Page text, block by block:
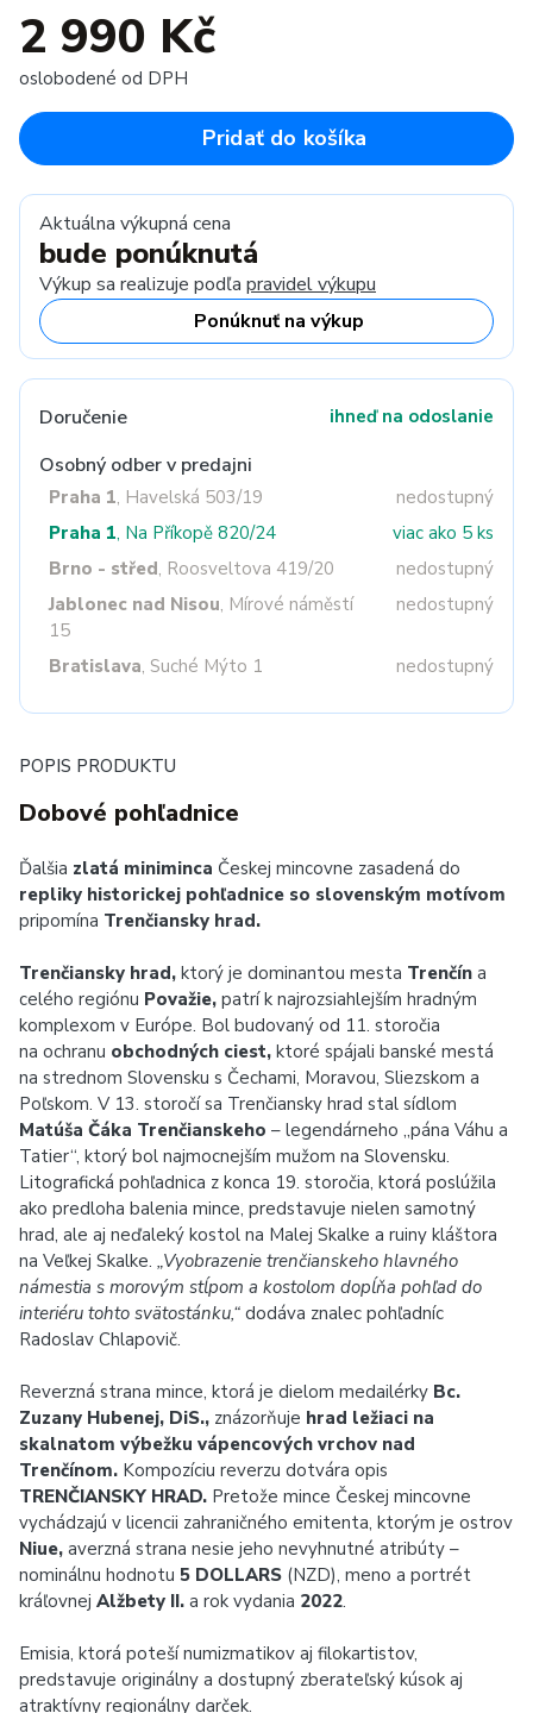
2 990 Kč
oslobodené od DPH
Pridať do košíka
Aktuálna výkupná cena
bude ponúknutá
Výkup sa realizuje podľa pravidel výkupu
Ponúknuť na výkup
Doručenie ihneď na odoslanie
Osobný odber v predajni
Praha 1, Havelská 503/19
nedostupný
Praha 1, Na Příkopě 820/24
viac ako 5 ks
Brno - střed, Roosveltova 419/20
nedostupný
Jablonec nad Nisou, Mírové náměstí
15
nedostupný
Bratislava, Suché Mýto 1 nedostupný
POPIS PRODUKTU
Dobové pohľadnice
Ďalšia zlatá miniminca Českej mincovne zasadená do
repliky historickej pohľadnice so slovenským motívom
pripomína Trenčiansky hrad.
Trenčiansky hrad, ktorý je dominantou mesta Trenčín a
celého regiónu Považie, patrí k najrozsiahlejším hradným
komplexom v Európe. Bol budovaný od 11. storočia
na ochranu obchodných ciest, ktoré spájali banské mestá
na strednom Slovensku s Čechami, Moravou, Sliezskom a
Poľskom. V 13. storočí sa Trenčiansky hrad stal sídlom
Matúša Čáka Trenčianskeho – legendárneho „pána Váhu a
Tatier“, ktorý bol najmocnejším mužom na Slovensku.
Litografická pohľadnica z konca 19. storočia, ktorá poslúžila
ako predloha balenia mince, predstavuje nielen samotný
hrad, ale aj neďaleký kostol na Malej Skalke a ruiny kláštora
na Veľkej Skalke. „Vyobrazenie trenčianskeho hlavného
námestia s morovým stĺpom a kostolom dopĺňa pohľad do
interiéru tohto svätostánku,“ dodáva znalec pohľadníc
Radoslav Chlapovič.
Reverzná strana mince, ktorá je dielom medailérky Bc.
Zuzany Hubenej, DiS., znázorňuje hrad ležiaci na
skalnatom výbežku vápencových vrchov nad
Trenčínom. Kompozíciu reverzu dotvára opis
TRENČIANSKY HRAD. Pretože mince Českej mincovne
vychádzajú v licencii zahraničného emitenta, ktorým je ostrov
Niue, averzná strana nesie jeho nevyhnutné atribúty –
nominálnu hodnotu 5 DOLLARS (NZD), meno a portrét
kráľovnej Alžbety II. a rok vydania 2022.
Emisia, ktorá poteší numizmatikov aj filokartistov,
predstavuje originálny a dostupný zberateľský kúsok aj
atraktívny regionálny darček.